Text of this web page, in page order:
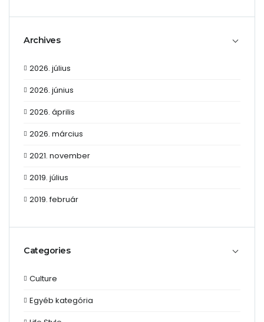
Archives
2026. július
2026. június
2026. április
2026. március
2021. november
2019. július
2019. február
Categories
Culture
Egyéb kategória